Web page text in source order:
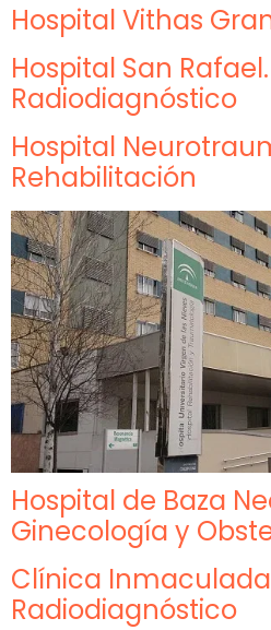
Hospital Vithas
Hospital San
Radiodiagnóstico
Hospital
Rehabilitación
Hospital de Baza
Ginecología y
Clínica
Radiodiagnóstico